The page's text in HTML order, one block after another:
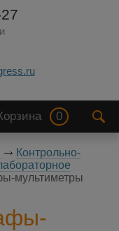
0
Контрольно-
мультиметры